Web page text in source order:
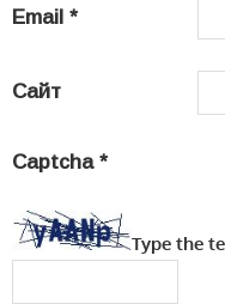
Email *
Сайт
Captcha *
Type the